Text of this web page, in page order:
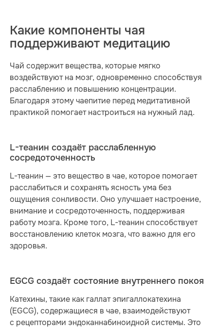
Какие компоненты чая
поддерживают медитацию
Чай содержит вещества, которые мягко
воздействуют на мозг, одновременно способствуя
расслаблению и повышению концентрации.
Благодаря этому чаепитие перед медитативной
практикой помогает настроиться на нужный лад.
L-теанин создаёт расслабленную
сосредоточенность
L-теанин — это вещество в чае, которое помогает
расслабиться и сохранять ясность ума без
ощущения сонливости. Оно улучшает настроение,
внимание и сосредоточенность, поддерживая
работу мозга. Кроме того, L-теанин способствует
восстановлению клеток мозга, что важно для его
здоровья.
EGCG создаёт состояние внутреннего покоя
Катехины, такие как галлат эпигаллокатехина
(EGCG), содержащиеся в чае, взаимодействуют
с рецепторами эндоканнабиноидной системы. Это